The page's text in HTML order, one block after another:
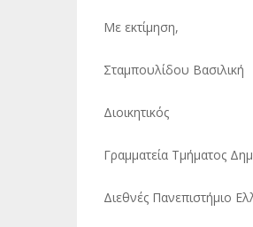
Με εκτίμηση,
Σταμπουλίδου Βασιλική
Διοικητικός
Γραμματεία Τμήματος
Διεθνές Πανεπιστήμιο